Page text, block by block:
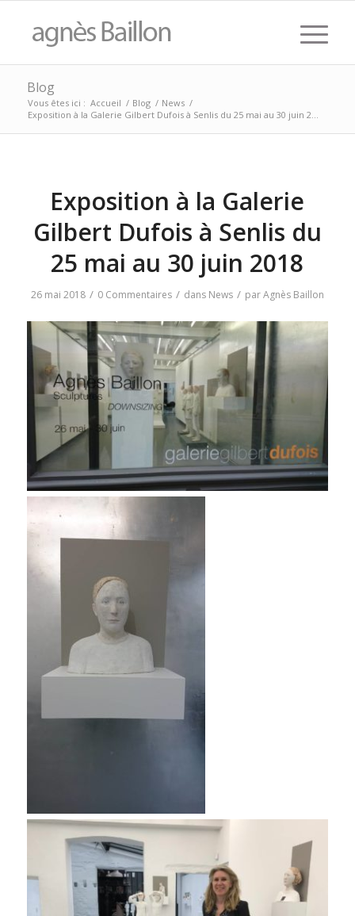
Blog
Vous êtes ici : Accueil / Blog / News /
Exposition à la Galerie Gilbert Dufois à Senlis du 25 mai au 30 juin 2...
Exposition à la Galerie
Gilbert Dufois à Senlis du
25 mai au 30 juin 2018
26 mai 2018 / 0 Commentaires / dans News / parAgnès Baillon